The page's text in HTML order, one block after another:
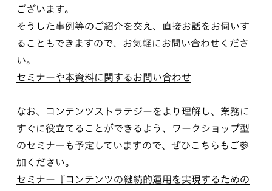
ございます。
そうした事例等のご紹介を交え、直接お話をお伺いす
ることもできますので、お気軽にお問い合わせくださ
い。
セミナーや本資料に関するお問い合わせ
なお、コンテンツストラテジーをより理解し、業務に
すぐに役立てることができるよう、ワークショップ型
のセミナーも予定していますので、ぜひこちらもご参
加ください。
セミナー『コンテンツの継続的運用を実現するための